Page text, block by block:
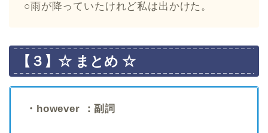
○雨が降っていたけれど私は出かけた。
【３】☆ まとめ ☆
・however ：副詞